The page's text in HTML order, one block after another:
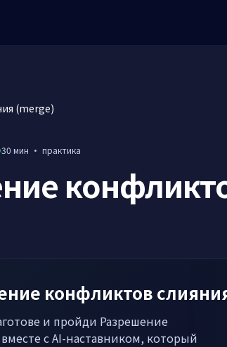
(merge)
30 мин ·практика
конфликтов
и пройди Разрешение
с AI-наставником, который